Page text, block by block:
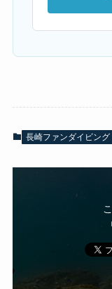
長崎ファンダイビング